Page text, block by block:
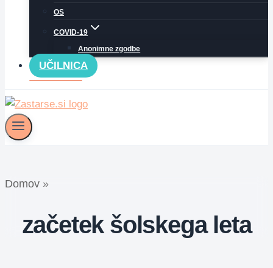
OS
COVID-19
Anonimne zgodbe
UČILNICA
Domov »
začetek šolskega leta